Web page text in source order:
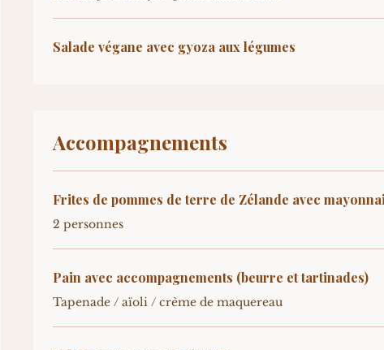
Salade végane avec gyoza aux légumes
Accompagnements
Frites de pommes de terre de Zélande avec
2 personnes
Pain avec accompagnements (beurre et tartinades)
Tapenade / aïoli / crème de maquereau